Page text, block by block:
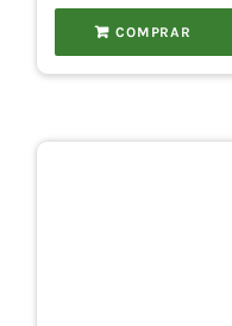
COMPRAR